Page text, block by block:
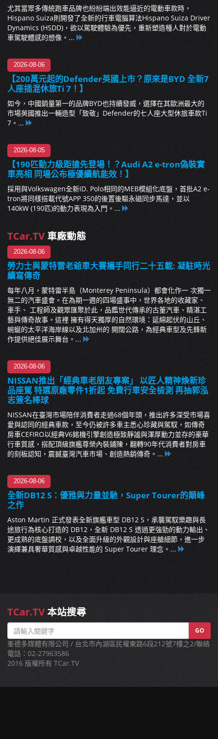
尤其當眾多傳統跑車品牌也紛紛端出效能逼近的電動車款時，
Hispano Suiza則開發了全新的行車電腦算法Hispano Suiza Driver
Dynamics (HSDD)，欲以駕駛體驗為優先，重新塑造種人對於電動
車駕駛體感的想像。...
2026-08-06
【200萬元起的Defender英國上市？原來是BYD 全新7
人座插混休旅Ti 7！】
如今，中國銷量第一的品牌BYD也持續發威，選擇在其歐洲最大的
市場英國推出一輛造型「致敬」Defender的七人座大型休旅車款Ti
7。...
2026-08-05
【190匹動力級距搶先登場！？Audi A2 e-tron偽裝實
車亮相 同場公布極優續航能效！】
採用與Volkswagen全新ID. Polo相同的MEB模組化底盤，首批A2 e-
tron將同樣搭載代號APP 350的後置後驅永磁同步馬達，並以
140kW (190匹)的動力表現為入門。...
TCar.TV 車廠動態
2026-08-06
勞力士與蒙特雷老爺車大賽攜手同行二十五載: 凝駐時光
續寫傳奇
每年八月，蒙特雷半島（Monterey Peninsula）都會化作一 次獨一
無二的汽車盛會。在為期一週的四場盛事中，世界各地的收藏家、
車手、 工程師及觀眾匯聚於此，品鑑世代傳承的古董汽車、精湛工
藝與傳奇故事。這裡 擁有得天獨厚的自然環境：延綿起伏的山丘、
蜿蜒的太平洋海岸線以及北加州的 開闊公路，為經典車型及先鋒新
作提供絕佳展示舞台。...
2026-08-06
NISSAN推出「經典車老朋友專案」 以匠人精神煥新珍
品座駕 特選原廠零件1折起 免費行車安全檢測 再抽郭泓
志簽名棒球
NISSAN在臺灣市場陪伴消費者走過68個年頭，推出許多深受市場喜
愛與認同的經典車款，至今仍被許多車主悉心珍藏與駕馭，如傳奇
房車CEFIRO以經典V6銘機引擎創造極致靜謐與渾厚動力並存的豪華
行車質感，搭配頂級旗艦尊榮內裝鋪陳，翻轉90年代消費者對房車
的刻板認知，震撼臺灣汽車市場、創造熱銷傳奇。...
2026-08-06
全新DB12 S：優雅與力量並馳，Super Tourer的顛峰
之作
Aston Martin 正式發表全新旗艦車型 DB12 S，承襲駕馭樂趣與長
途旅行為核心打造的 DB12，全新 DB12 S 透過更強勁的動力輸出、
更成熟的底盤調校，以及全面升級的外觀設計與座艙細節，進一步
演繹兼具奢華質感與卓越性能的 Super Tourer 理念。...
TCar.TV本站搜尋
GO
峯德多媒體有限公司 / 台北市內湖區民權東路6段212號7樓之2/聯絡
電話：02-27963586
2016 版權所有 TCar.TV